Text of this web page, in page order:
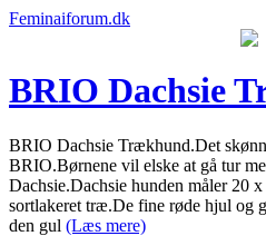
Feminaiforum.dk
BRIO Dachsie
BRIO Dachsie Trækhund.Det
BRIO.Børnene vil elske at gå tur
Dachsie.Dachsie hunden måler 20
sortlakeret træ.De fine røde hjul og
den gul (Læs mere)